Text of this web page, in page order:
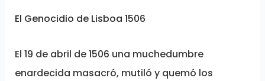
El Genocidio de Lisboa 1506
El 19 de abril de 1506 una muchedumbre
enardecida masacró, mutiló y quemó los